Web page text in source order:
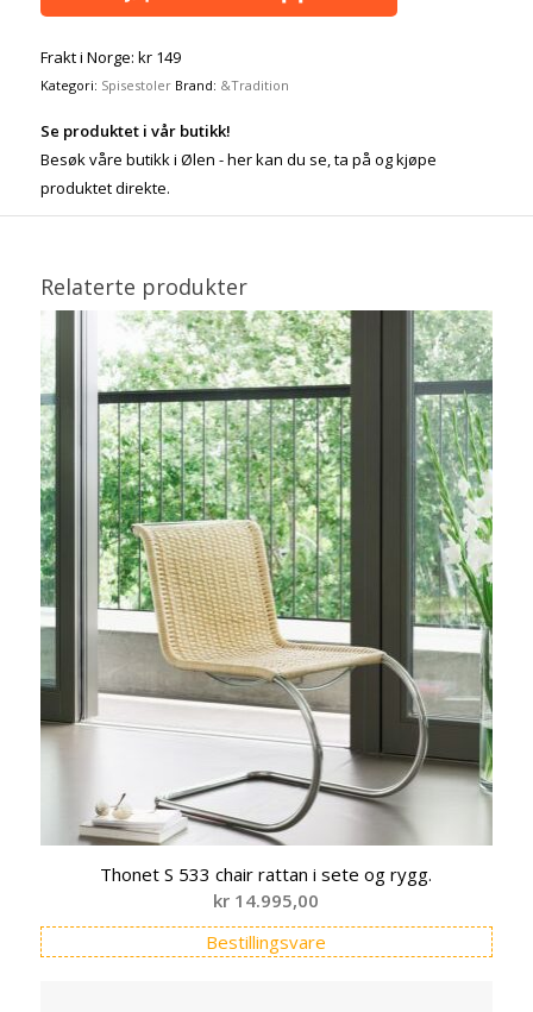
Frakt i Norge: kr 149
Kategori: Spisestoler Brand: &Tradition
Se produktet i vår butikk!
Besøk våre butikk i Ølen - her kan du se, ta på og kjøpe
produktet direkte.
Relaterte produkter
Thonet S 533 chair rattan i sete og rygg.
kr 14.995,00
Bestillingsvare